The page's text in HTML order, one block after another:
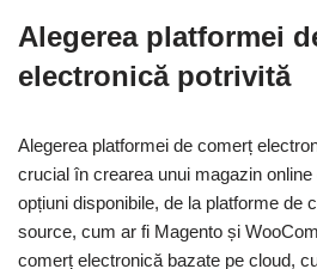
Alegerea platformei
electronică potrivită
Alegerea platformei de comerț
crucial în crearea unui magazin
opțiuni disponibile, de la platforme de
source, cum ar fi Magento și
comerț electronică bazate pe cloud,